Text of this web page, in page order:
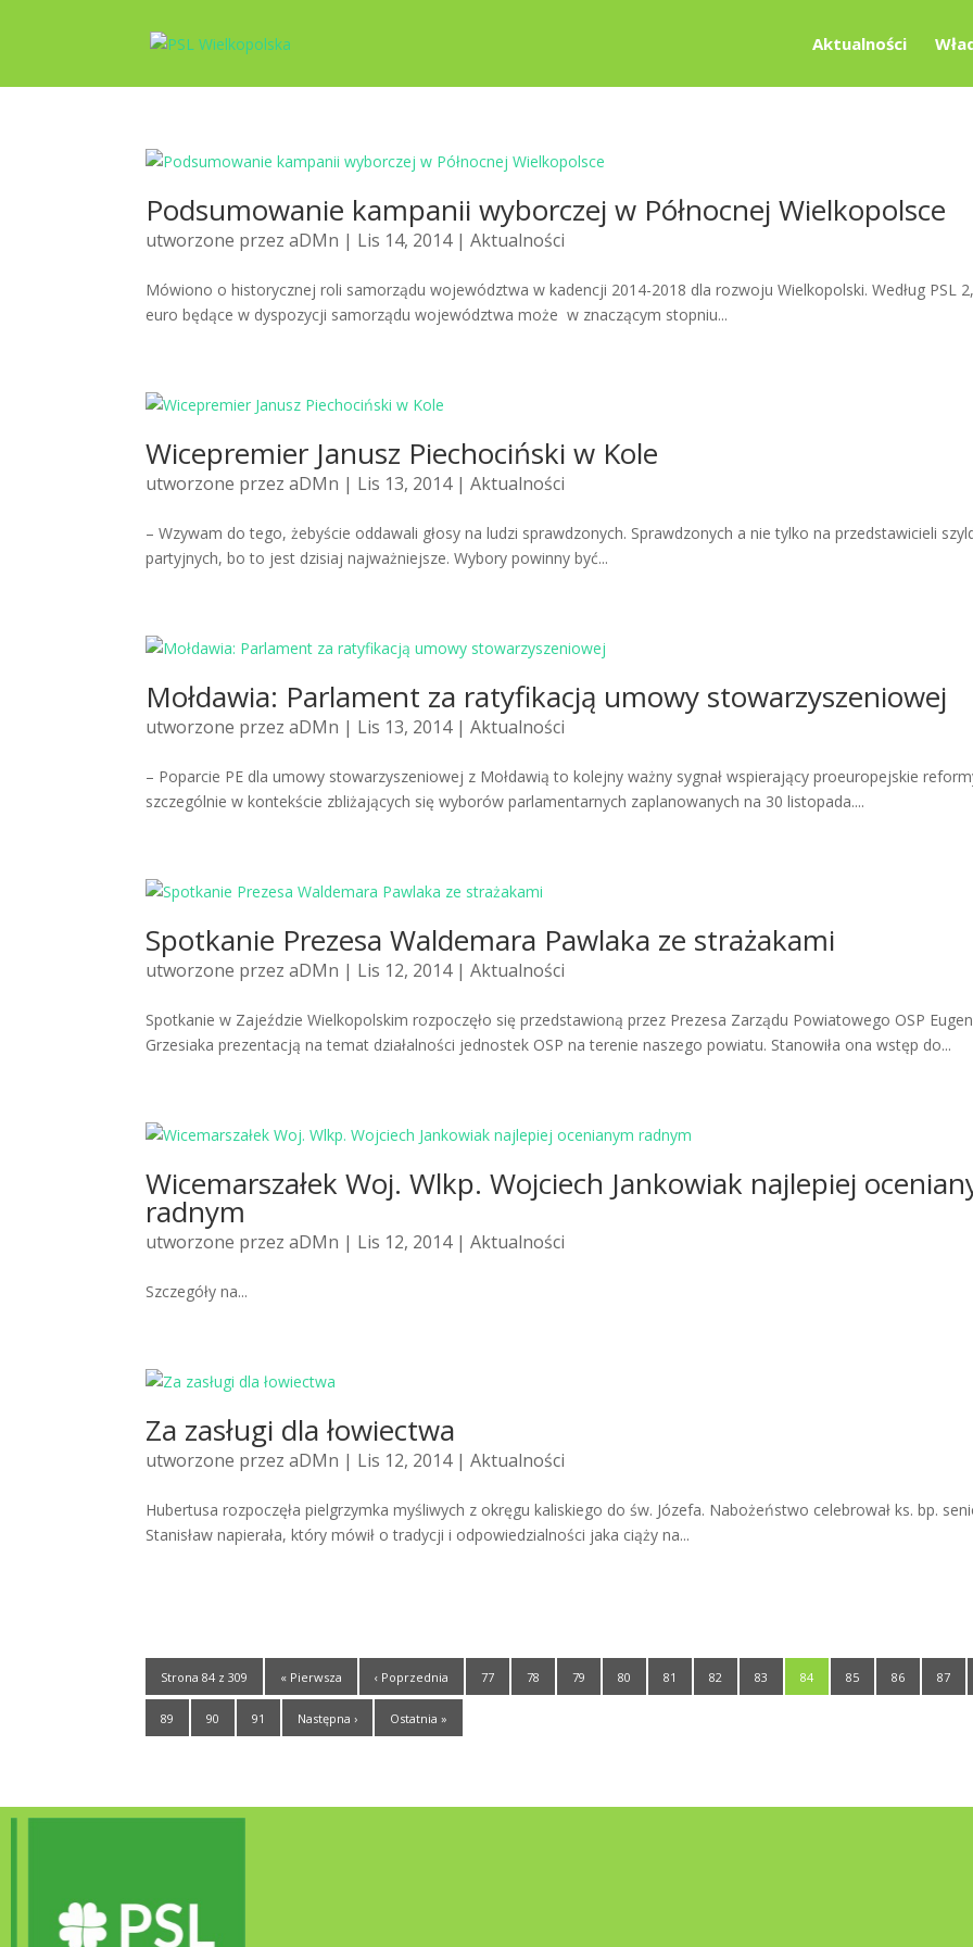
Aktualności
Podsumowanie kampanii wyborczej w Północnej Wielkopolsce
utworzone przezaDMn | Lis 14, 2014 |Aktualności
Mówiono o historycznej roli samorządu województwa w kadencji 2014-2018 dla rozwoju Wielkopolski. Według PSL
euro będące w dyspozycji samorządu województwa może w znaczącym stopniu...
Wicepremier Janusz Piechociński w Kole
utworzone przezaDMn | Lis 13, 2014 |Aktualności
– Wzywam do tego, żebyście oddawali głosy na ludzi sprawdzonych. Sprawdzonych a nie tylko na przedstawicieli
partyjnych, bo to jest dzisiaj najważniejsze. Wybory powinny być...
Mołdawia: Parlament za ratyfikacją umowy stowarzyszeniowej
utworzone przezaDMn | Lis 13, 2014 |Aktualności
– Poparcie PE dla umowy stowarzyszeniowej z Mołdawią to kolejny ważny sygnał wspierający proeuropejskie
szczególnie w kontekście zbliżających się wyborów parlamentarnych zaplanowanych na 30 listopada....
Spotkanie Prezesa Waldemara Pawlaka ze strażakami
utworzone przezaDMn | Lis 12, 2014 |Aktualności
Spotkanie w Zajeździe Wielkopolskim rozpoczęło się przedstawioną przez Prezesa Zarządu Powiatowego OSP
Grzesiaka prezentacją na temat działalności jednostek OSP na terenie naszego powiatu. Stanowiła ona wstęp do...
Wicemarszałek Woj. Wlkp. Wojciech Jankowiak najlepiej
radnym
utworzone przezaDMn | Lis 12, 2014 |Aktualności
Szczegóły na...
Za zasługi dla łowiectwa
utworzone przezaDMn | Lis 12, 2014 |Aktualności
Hubertusa rozpoczęła pielgrzymka myśliwych z okręgu kaliskiego do św. Józefa. Nabożeństwo celebrował ks. bp.
Stanisław napierała, który mówił o tradycji i odpowiedzialności jaka ciąży na...
Strona 84 z 309 « Pierwsza ‹ Poprzednia 77 78 79 80 81 82 83 84 85 86 87
89 90 91 Następna › Ostatnia »